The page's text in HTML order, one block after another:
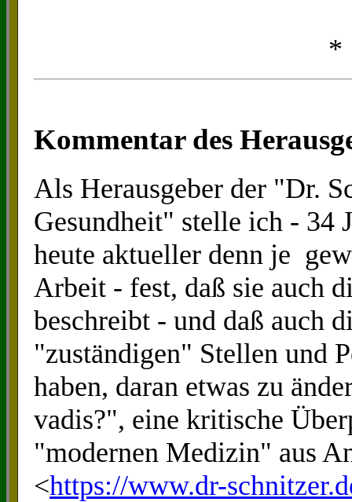
Kommentar des
Als Herausgeber der "Dr.
Gesundheit" stelle ich - 34
heute aktueller denn je
Arbeit - fest, daß sie auch
beschreibt - und daß auch
"zuständigen" Stellen und
haben, daran etwas zu
vadis?", eine kritische
"modernen Medizin" aus
<https://www.dr-